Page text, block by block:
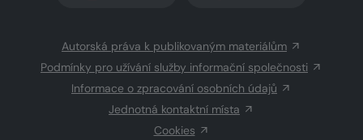
Autorská práva k publikovaným materiálům
Podmínky pro užívání služby informační společnosti
Informace o zpracování osobních údajů
Jednotná kontaktní místa
Cookies